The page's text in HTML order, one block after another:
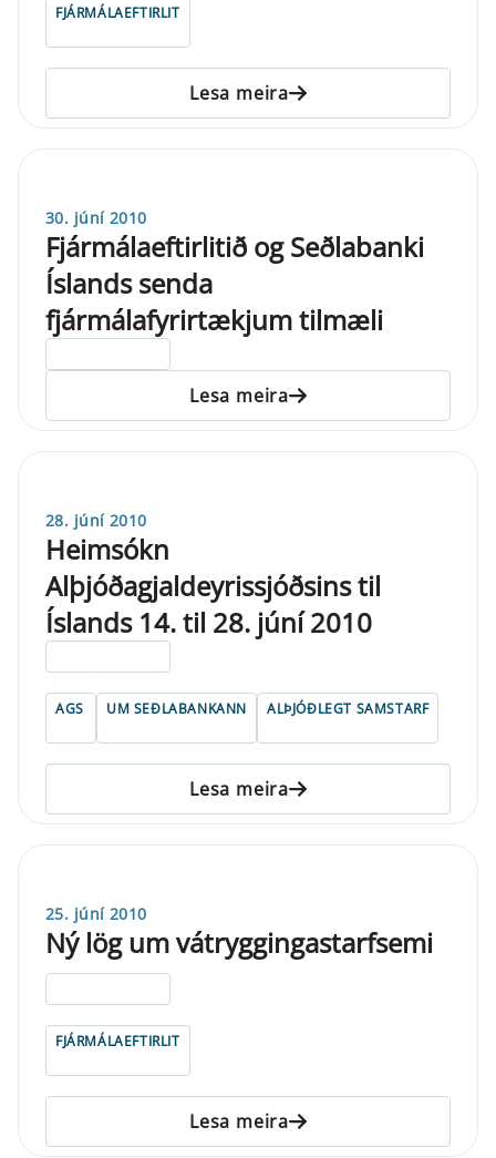
FJÁRMÁLAEFTIRLIT
Lesa meira
30. júní 2010
Fjármálaeftirlitið og Seðlabanki
Íslands senda
fjármálafyrirtækjum tilmæli
Lesa meira
28. júní 2010
Heimsókn
Alþjóðagjaldeyrissjóðsins til
Íslands 14. til 28. júní 2010
AGS UM SEÐLABANKANN ALÞJÓÐLEGT SAMSTARF
Lesa meira
25. júní 2010
Ný lög um vátryggingastarfsemi
FJÁRMÁLAEFTIRLIT
Lesa meira